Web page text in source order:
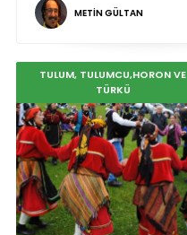
METİN GÜLTAN
TULUM, TULUMCU,HORON VE
TÜRKÜ